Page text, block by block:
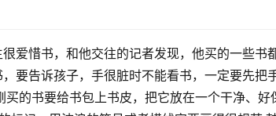
爱惜书，和他交往的记者发现，他买的一些
要告诉孩子，手很脏时不能看书，一定要先把
买的书要给书包上书皮，把它放在一个干净、